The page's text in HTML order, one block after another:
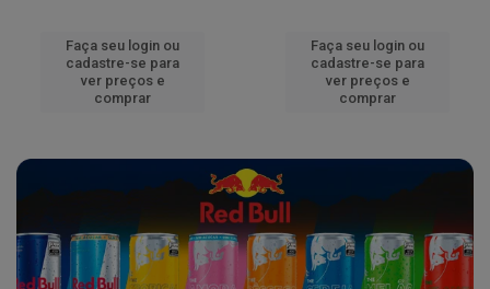
Faça seu login ou
cadastre-se para
ver preços e
comprar
Faça seu login ou
cadastre-se para
ver preços e
comprar